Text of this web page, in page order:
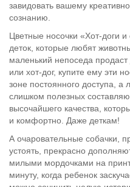
завидовать вашему
сознанию.
Цветные носочки «Хот-доги
деток, которые любят
маленький непоседа
или хот-дог, купите ему эти
зоне постоянного доступа, а
слишком полезных
высочайшего качества,
и комфортно. Даже деткам!
А очаровательные собачки,
устоять, прекрасно
милыми мордочками на
минуту, когда ребенок